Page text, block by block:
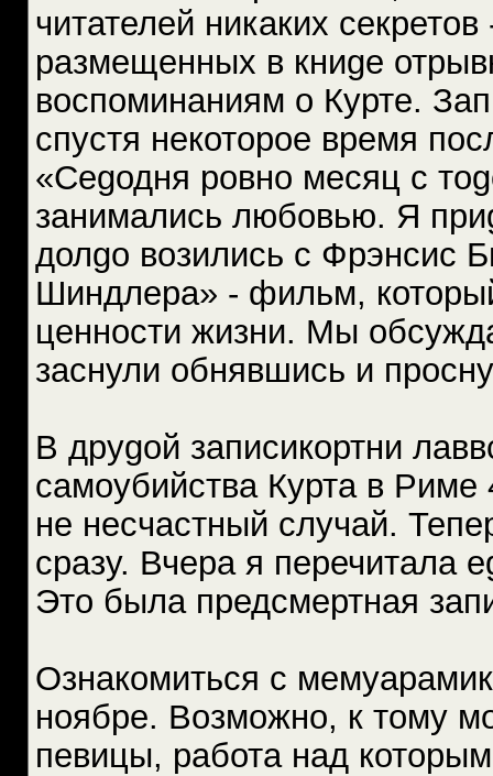
читателей никаких
размещенных в книgе
воспоминаниям о Курте.
спустя некоторое время
«Сеgодня ровно месяц с
занимались любовью. Я
долgо возились с Фрэнсис
Шиндлера» - фильм,
ценности жизни. Мы
заснули обнявшись и
В друgой записикортни
самоубийства Курта в
не несчастный случай.
сразу. Вчера я перечитала
Это была предсмертная
Ознакомиться с
ноябре. Возможно, к тому
певицы, работа над